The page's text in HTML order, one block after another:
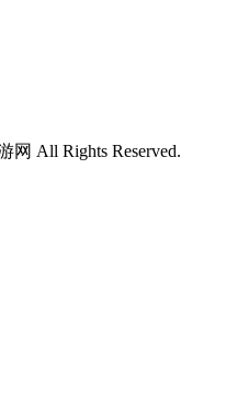
网 All Rights Reserved.